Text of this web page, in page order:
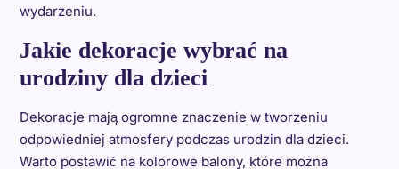
wydarzeniu.
Jakie dekoracje wybrać na
urodziny dla dzieci
Dekoracje mają ogromne znaczenie w tworzeniu
odpowiedniej atmosfery podczas urodzin dla dzieci.
Warto postawić na kolorowe balony, które można